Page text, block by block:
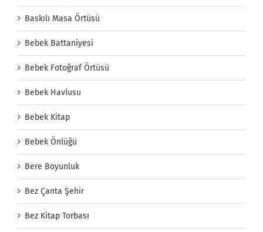
Baskılı Masa Örtüsü
Bebek Battaniyesi
Bebek Fotoğraf Örtüsü
Bebek Havlusu
Bebek Kitap
Bebek Önlüğü
Bere Boyunluk
Bez Çanta Şehir
Bez Kitap Torbası